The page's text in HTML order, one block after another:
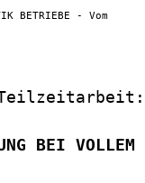
BETRIEBE - Vom
BEI VOLLEM